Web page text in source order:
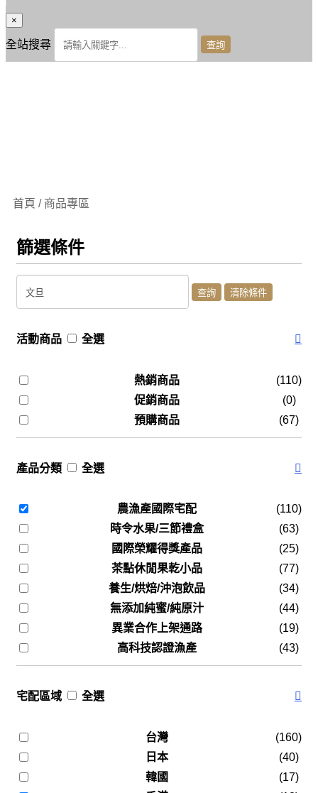
×
全站搜尋
首頁 / 商品專區
篩選條件
活動商品 全選
熱銷商品
(110)
促銷商品
(0)
預購商品
(67)
產品分類 全選
農漁產國際宅配
(110)
時令水果/三節禮盒
(63)
國際榮耀得獎產品
(25)
茶點休閒果乾小品
(77)
養生/烘焙/沖泡飲品
(34)
無添加純蜜/純原汁
(44)
異業合作上架通路
(19)
高科技認證漁產
(43)
宅配區域 全選
台灣
(160)
日本
(40)
韓國
(17)